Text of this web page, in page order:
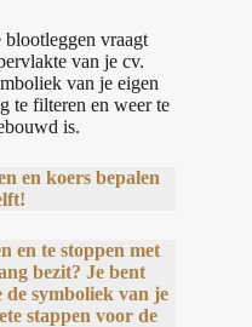
blootleggen vraagt
van je cv.
van je eigen
te filteren en weer te
is.
en koers bepalen
en te stoppen met
bezit? Je bent
symboliek van je
stappen voor de